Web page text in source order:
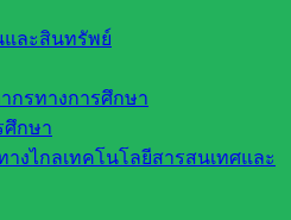
และสินทรัพย์
รทางการศึกษา
ศึกษา
งไกลเทคโนโลยีสารสนเทศและ